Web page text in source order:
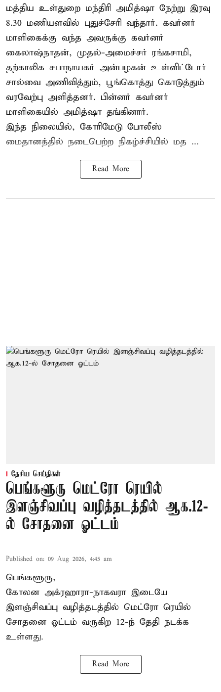
மத்திய உள்துறை மந்திரி அமித்ஷா நேற்று இரவு
8.30 மணியளவில் புதுச்சேரி வந்தார். கவர்னர்
மாளிகைக்கு வந்த அவருக்கு கவர்னர்
கைலாஷ்நாதன், முதல்-அமைச்சர் ரங்கசாமி,
தற்காலிக சபாநாயகர் அன்பழகன் உள்ளிட்டோர்
சால்வை அணிவித்தும், பூங்கொத்து கொடுத்தும்
வரவேற்பு அளித்தனர். பின்னர் கவர்னர்
மாளிகையில் அமித்ஷா தங்கினார்.
இந்த நிலையில், கோரிமேடு போலீஸ்
மைதானத்தில் நடைபெற்ற நிகழ்ச்சியில் மத ...
Read More
தேசிய செய்திகள்
பெங்களூரு மெட்ரோ ரெயில்
இளஞ்சிவப்பு வழித்தடத்தில் ஆக.12-
ல் சோதனை ஓட்டம்
Published on: 09 Aug 2026, 4:45 am
பெங்களூரு,
கோலன அக்ரஹாரா-நாகவரா இடையே
இளஞ்சிவப்பு வழித்தடத்தில் மெட்ரோ ரெயில்
சோதனை ஓட்டம் வருகிற 12-ந் தேதி நடக்க
உள்ளது.
Read More